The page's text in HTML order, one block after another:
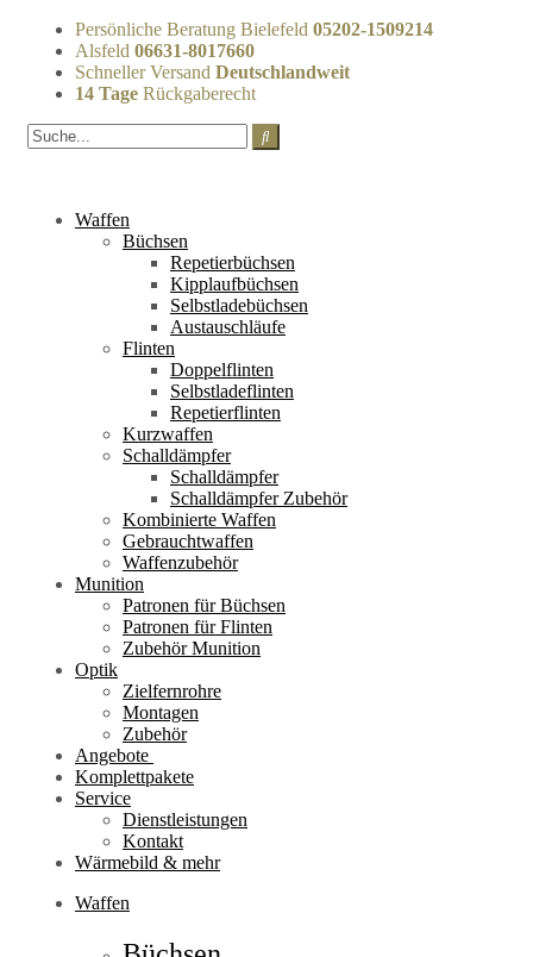
Persönliche Beratung Bielefeld 05202-1509214
Alsfeld 06631-8017660
Schneller Versand Deutschlandweit
14 Tage Rückgaberecht
Waffen
Büchsen
Repetierbüchsen
Kipplaufbüchsen
Selbstladebüchsen
Austauschläufe
Flinten
Doppelflinten
Selbstladeflinten
Repetierflinten
Kurzwaffen
Schalldämpfer
Schalldämpfer
Schalldämpfer Zubehör
Kombinierte Waffen
Gebrauchtwaffen
Waffenzubehör
Munition
Patronen für Büchsen
Patronen für Flinten
Zubehör Munition
Optik
Zielfernrohre
Montagen
Zubehör
Angebote
Komplettpakete
Service
Dienstleistungen
Kontakt
Wärmebild & mehr
Waffen